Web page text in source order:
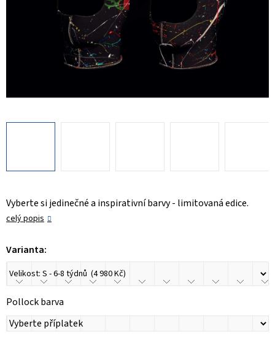
Vyberte si jedinečné a inspirativní barvy - limitovaná edice.
celý popis
Varianta:
Pollock barva